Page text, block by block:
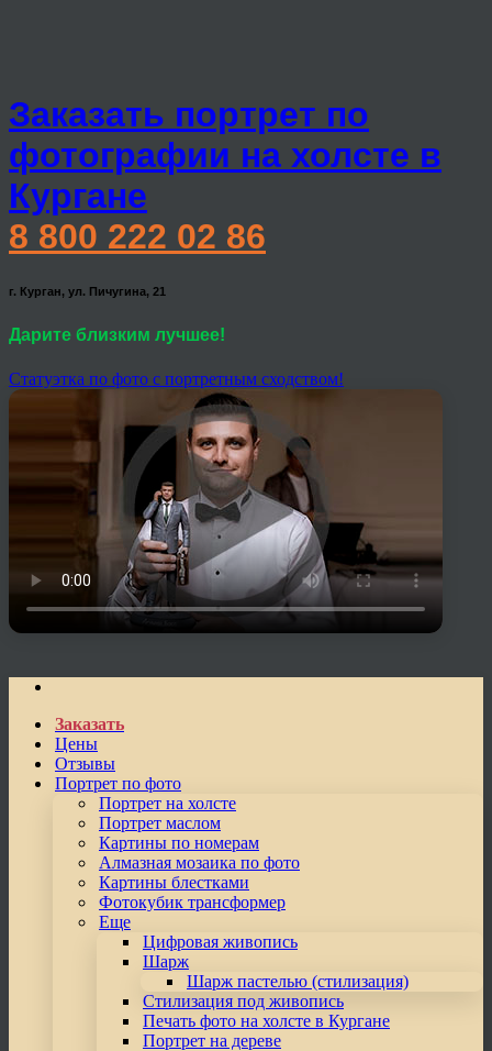
Заказать портрет по
фотографии на холсте в
Кургане
8 800 222 02 86
г. Курган, ул. Пичугина, 21
Дарите близким лучшее!
Статуэтка по фото с портретным сходством!
Заказать
Цены
Отзывы
Портрет по фото
Портрет на холсте
Портрет маслом
Картины по номерам
Алмазная мозаика по фото
Картины блестками
Фотокубик трансформер
Еще
Цифровая живопись
Шарж
Шарж пастелью (стилизация)
Стилизация под живопись
Печать фото на холсте в Кургане
Портрет на дереве